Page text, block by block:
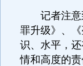
记者注意
罪升级》、
识、水平，
情和高度的